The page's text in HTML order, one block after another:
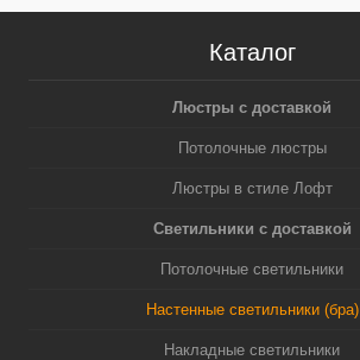
Каталог
Люстры с доставкой
Потолочные люстры
Люстры в стиле Лофт
Светильники с доставкой
Потолочные светильники
Настенные светильники (бра)
Накладные светильники